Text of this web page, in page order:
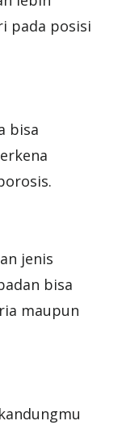
pada posisi
bisa
jenis
bisa
maupun